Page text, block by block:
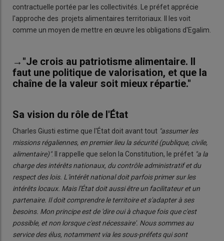
contractuelle portée par les collectivités. Le préfet apprécie
l'approche des projets alimentaires territoriaux. Il les voit
comme un moyen de mettre en œuvre les obligations d'Egalim.
→"Je crois au patriotisme alimentaire. Il
faut une politique de valorisation, et que la
chaîne de la valeur soit mieux répartie."
Sa vision du rôle de l'État
Charles Giusti estime que l'État doit avant tout "assumer les
missions régaliennes, en premier lieu la sécurité (publique, civile,
alimentaire)". Il rappelle que selon la Constitution, le préfet "a la
charge des intérêts nationaux, du contrôle administratif et du
respect des lois. L'intérêt national doit parfois primer sur les
intérêts locaux. Mais l'État doit aussi être un facilitateur et un
partenaire. Il doit comprendre le territoire et s'adapter à ses
besoins. Mon principe est de 'dire oui à chaque fois que c'est
possible, et non lorsque c'est nécessaire'. Nous sommes au
service des élus, notamment via les sous-préfets qui sont